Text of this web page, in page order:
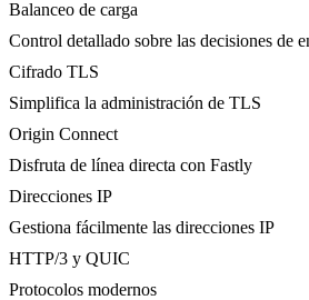
Balanceo de carga
Control detallado sobre las decisiones de
Cifrado TLS
Simplifica la administración de TLS
Origin Connect
Disfruta de línea directa con Fastly
Direcciones IP
Gestiona fácilmente las direcciones IP
HTTP/3 y QUIC
Protocolos modernos